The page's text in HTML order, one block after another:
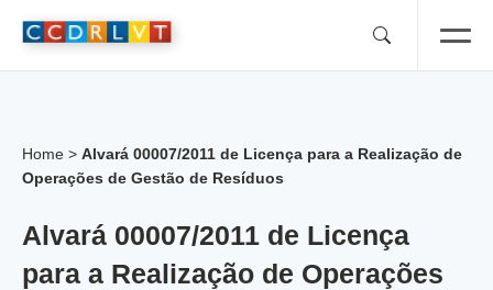
Home > Alvará 00007/2011 de Licença para a Realização de
Operações de Gestão de Resíduos
Alvará 00007/2011 de Licença
para a Realização de Operações